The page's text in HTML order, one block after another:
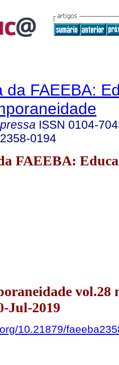
da FAEEBA:
ISSN 0104-
2358-0194
FAEEBA:
vol.28
Jul-2019
10.21879/